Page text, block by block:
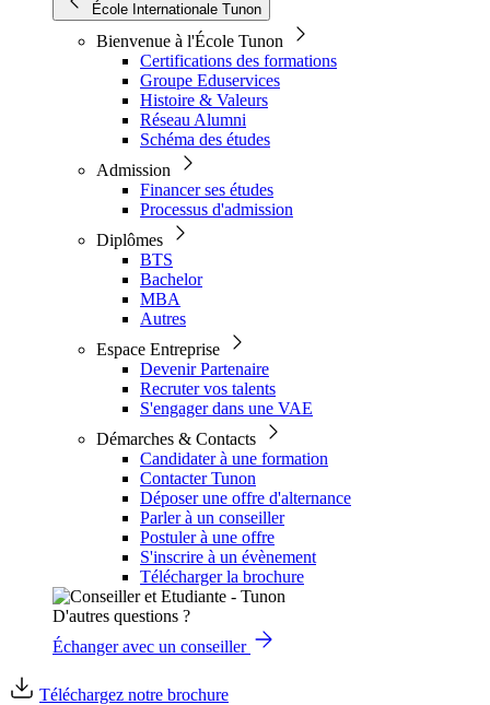
École Internationale Tunon
Bienvenue à l'École Tunon
Certifications des formations
Groupe Eduservices
Histoire & Valeurs
Réseau Alumni
Schéma des études
Admission
Financer ses études
Processus d'admission
Diplômes
BTS
Bachelor
MBA
Autres
Espace Entreprise
Devenir Partenaire
Recruter vos talents
S'engager dans une VAE
Démarches & Contacts
Candidater à une formation
Contacter Tunon
Déposer une offre d'alternance
Parler à un conseiller
Postuler à une offre
S'inscrire à un évènement
Télécharger la brochure
D'autres questions ?
Échanger avec un conseiller
Téléchargez notre brochure